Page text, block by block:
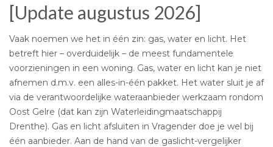
[Update augustus 2026]
Vaak noemen we het in één zin: gas, water en licht. Het
betreft hier – overduidelijk – de meest fundamentele
voorzieningen in een woning. Gas, water en licht kan je niet
afnemen d.m.v. een alles-in-één pakket. Het water sluit je af
via de verantwoordelijke wateraanbieder werkzaam rondom
Oost Gelre (dat kan zijn Waterleidingmaatschappij
Drenthe). Gas en licht afsluiten in Vragender doe je wel bij
één aanbieder. Aan de hand van de gaslicht-vergelijker